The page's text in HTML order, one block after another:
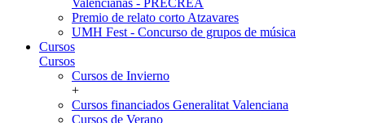
Valencianas - PRECREA
Premio de relato corto Atzavares
UMH Fest - Concurso de grupos de música
Cursos
Cursos
Cursos de Invierno
+
Cursos financiados Generalitat Valenciana
Cursos de Verano